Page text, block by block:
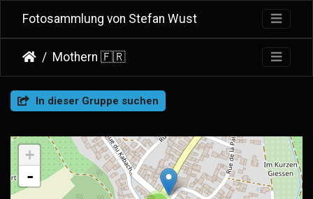
Fotosammlung von Stefan Wust
Mothern 🇫🇷
In dieser Gruppe suchen
+
-